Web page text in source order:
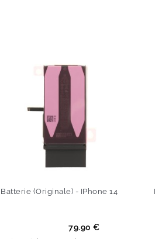
Batterie (Originale) - IPhone 14
79.90 €